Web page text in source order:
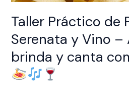
Taller Práctico de
Serenata y Vino –
brinda y canta